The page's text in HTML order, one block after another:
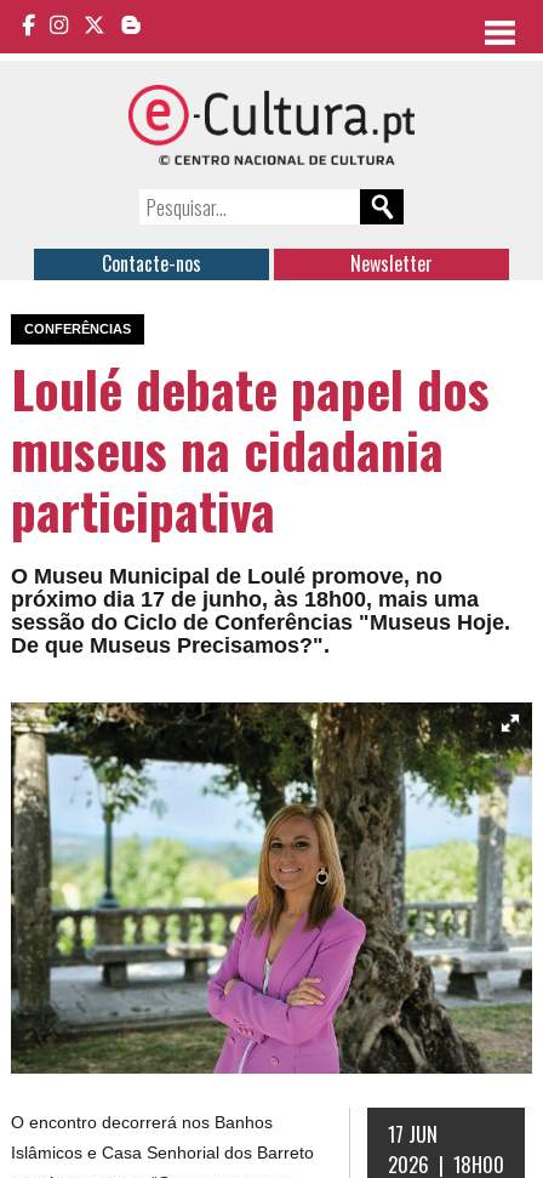
Contacte-nos Newsletter
CONFERÊNCIAS
Loulé debate papel dos
museus na cidadania
participativa
O Museu Municipal de Loulé promove, no
próximo dia 17 de junho, às 18h00, mais uma
sessão do Ciclo de Conferências "Museus Hoje.
De que Museus Precisamos?".
17 JUN
2026 | 18H00
O encontro decorrerá nos Banhos
Islâmicos e Casa Senhorial dos Barreto